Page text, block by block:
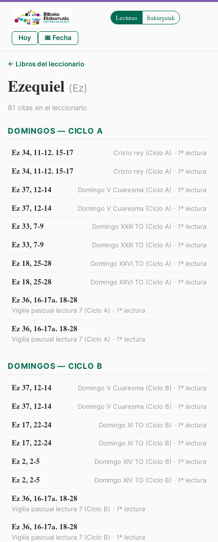
Lecturas Irakurgaiak
Hoy 📅 Fecha
← Libros del leccionario
Ezequiel (Ez)
81 citas en el leccionario
DOMINGOS — CICLO A
Ez 34, 11-12. 15-17 Cristo rey (Ciclo A) · 1ª lectura
Ez 34, 11-12. 15-17 Cristo rey (Ciclo A) · 1ª lectura
Ez 37, 12-14 Domingo V Cuaresma (Ciclo A) · 1ª lectura
Ez 37, 12-14 Domingo V Cuaresma (Ciclo A) · 1ª lectura
Ez 33, 7-9 Domingo XXIII TO (Ciclo A) · 1ª lectura
Ez 33, 7-9 Domingo XXIII TO (Ciclo A) · 1ª lectura
Ez 18, 25-28 Domingo XXVI TO (Ciclo A) · 1ª lectura
Ez 18, 25-28 Domingo XXVI TO (Ciclo A) · 1ª lectura
Ez 36, 16-17a. 18-28
Vigilia pascual lectura 7 (Ciclo A) · 1ª lectura
Ez 36, 16-17a. 18-28
Vigilia pascual lectura 7 (Ciclo A) · 1ª lectura
DOMINGOS — CICLO B
Ez 37, 12-14 Domingo V Cuaresma (Ciclo B) · 1ª lectura
Ez 37, 12-14 Domingo V Cuaresma (Ciclo B) · 1ª lectura
Ez 17, 22-24 Domingo XI TO (Ciclo B) · 1ª lectura
Ez 17, 22-24 Domingo XI TO (Ciclo B) · 1ª lectura
Ez 2, 2-5 Domingo XIV TO (Ciclo B) · 1ª lectura
Ez 2, 2-5 Domingo XIV TO (Ciclo B) · 1ª lectura
Ez 36, 16-17a. 18-28
Vigilia pascual lectura 7 (Ciclo B) · 1ª lectura
Ez 36, 16-17a. 18-28
Vigilia pascual lectura 7 (Ciclo B) · 1ª lectura